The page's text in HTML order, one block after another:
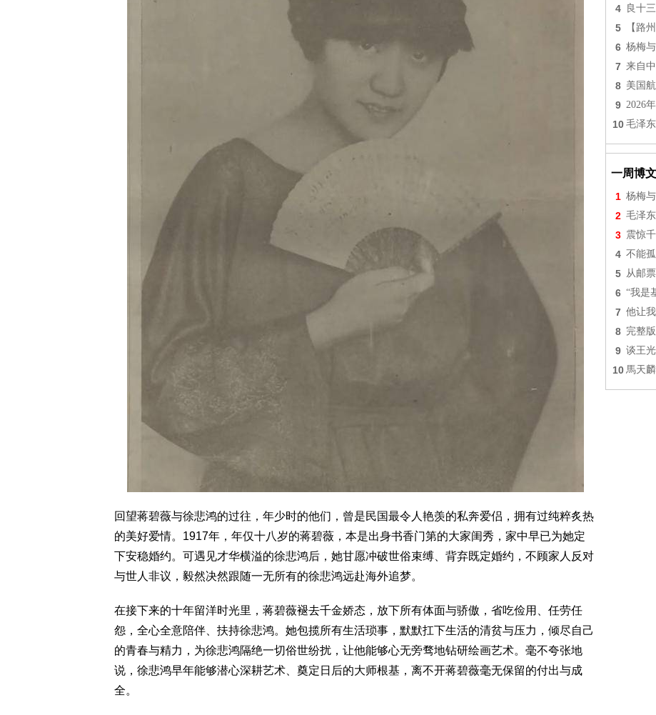
回望蒋碧薇与徐悲鸿的过往，年少时的他们，曾是民国最令人艳羡的私奔爱侣，拥有过纯粹炙热
的美好爱情。1917年，年仅十八岁的蒋碧薇，本是出身书香门第的大家闺秀，家中早已为她定
下安稳婚约。可遇见才华横溢的徐悲鸿后，她甘愿冲破世俗束缚、背弃既定婚约，不顾家人反对
与世人非议，毅然决然跟随一无所有的徐悲鸿远赴海外追梦。
在接下来的十年留洋时光里，蒋碧薇褪去千金娇态，放下所有体面与骄傲，省吃俭用、任劳任
怨，全心全意陪伴、扶持徐悲鸿。她包揽所有生活琐事，默默扛下生活的清贫与压力，倾尽自己
的青春与精力，为徐悲鸿隔绝一切俗世纷扰，让他能够心无旁骛地钻研绘画艺术。毫不夸张地
说，徐悲鸿早年能够潜心深耕艺术、奠定日后的大师根基，离不开蒋碧薇毫无保留的付出与成
全。
4 良十
5 【路
6 杨梅
7 来自
8 美国
9 2026
10 毛泽
一周博
1 杨梅
2 毛泽
3 震惊
4 不能
5 从邮
6 “我是
7 他让
8 完整
9 谈王
10 馬天